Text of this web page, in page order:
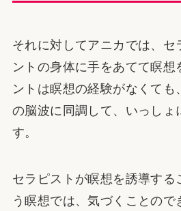
それに対してアニカでは、セ
ントの身体に手をあてて瞑想
ントは瞑想の経験がなくても
の脳波に同調して、いっしょ
す。
セラピストが瞑想を誘導する
う瞑想では、気づくことので